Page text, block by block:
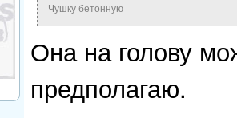
Чушку бетонную
Она на голову
предполагаю.